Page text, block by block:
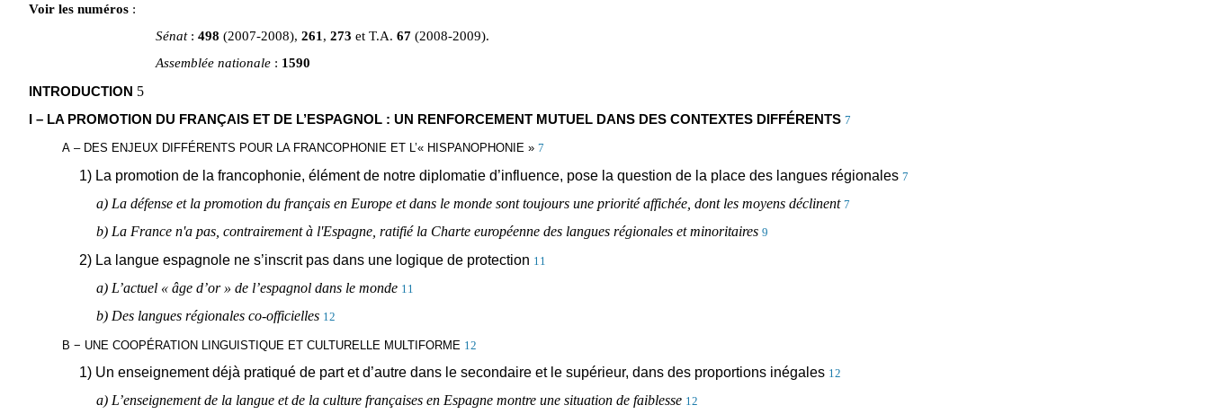
Voir les numéros:
Sénat: 498 (2007-2008),261 , 273 et T.A.67 (2008-2009).
Assemblée nationale : 1590
INTRODUCTION 5
I – LA PROMOTION DU FRANÇAIS ET DE L’ESPAGNOL : UN RENFORCEMENT MUTUEL DANS DES CONTEXTES DIFFÉRENTS 7
A – DES ENJEUX DIFFÉRENTS POUR LA FRANCOPHONIE ET L’« HISPANOPHONIE » 7
1) La promotion de la francophonie, élément de notre diplomatie d’influence, pose la question de la place des langues régionales 7
a) La défense et la promotion du français en Europe et dans le monde sont toujours une priorité affichée, dont les moyens déclinent 7
b) La France n'a pas, contrairement à l'Espagne, ratifié la Charte européenne des langues régionales et minoritaires 9
2) La langue espagnole ne s’inscrit pas dans une logique de protection 11
a) L’actuel « âge d’or » de l’espagnol dans le monde 11
b) Des langues régionales co-officielles 12
B − UNE COOPÉRATION LINGUISTIQUE ET CULTURELLE MULTIFORME 12
1) Un enseignement déjà pratiqué de part et d’autre dans le secondaire et le supérieur, dans des proportions inégales 12
a) L’enseignement de la langue et de la culture françaises en Espagne montre une situation de faiblesse 12